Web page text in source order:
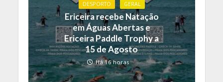
DESPORTO GERAL
Ericeira recebe Natação
em Águas Abertas e
Ericeira Paddle Trophy a
15 de Agosto
Há 16 horas